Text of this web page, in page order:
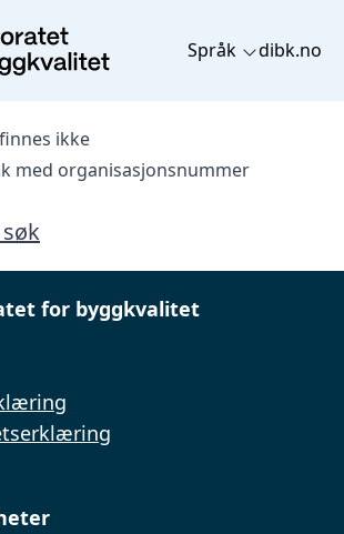
Språk dibk.no
ikke
med organisasjonsnummer
for byggkvalitet